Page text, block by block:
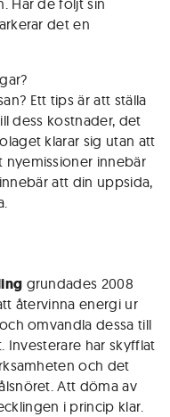
Har de följt sin
det en
Ett tips är att ställa
dess kostnader, det
klarar sig utan att
nyemissioner innebär
att din uppsida,
grundades 2008
återvinna energi ur
omvandla dessa till
Investerare har skyfflat
och det
Att döma av
i princip klar.